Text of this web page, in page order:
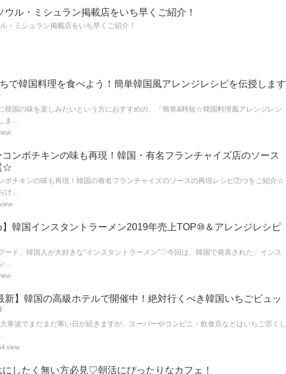
ウル・ミシュラン掲載店をいち早くご紹介！
・ミシュラン掲載店をいち早くご紹介！
で韓国料理を食べよう！簡単韓国風アレンジレシピを伝授します
韓国の味を楽しみたいという方におすすめの、「簡単&時短☆韓国料理風アレンジレシ
ま…
コンボチキンの味も再現！韓国・有名フランチャイズ店のソース
☆
ボチキンの味も再現！韓国の有名フランチャイズのソースの再現レシピ⑦つをご紹介☆
け…
】韓国インスタントラーメン2019年売上TOP⑩＆アレンジレシピ
ード、韓国人が大好きな“インスタントラーメン”♡今回は、韓国で発表された、インス
…
新】韓国の高級ホテルで開催中！絶対行くべき韓国いちごビュッ
寒波でまだまだ寒い日が続きますが、スーパーやコンビニ・飲食店などはいちご尽くし
view
にしたく無い方必見♡朝活にぴったりなカフェ！